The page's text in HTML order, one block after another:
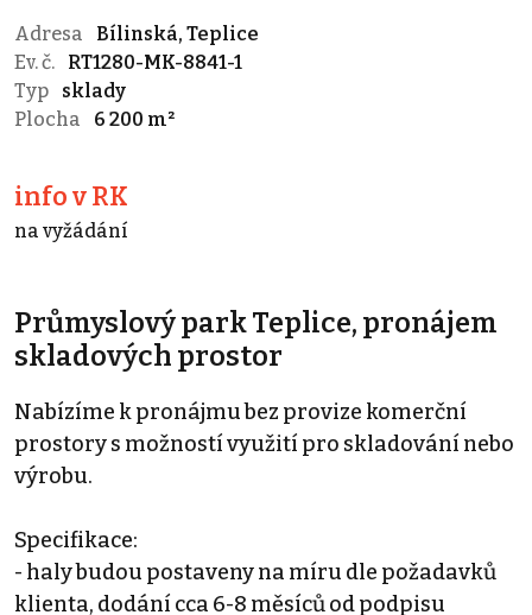
Adresa
Bílinská, Teplice
Ev. č.
RT1280-MK-8841-1
Typ
sklady
Plocha
6 200 m²
info v RK
na vyžádání
Průmyslový park Teplice, pronájem
skladových prostor
Nabízíme k pronájmu bez provize komerční
prostory s možností využití pro skladování nebo
výrobu.
Specifikace:
- haly budou postaveny na míru dle požadavků
klienta, dodání cca 6-8 měsíců od podpisu